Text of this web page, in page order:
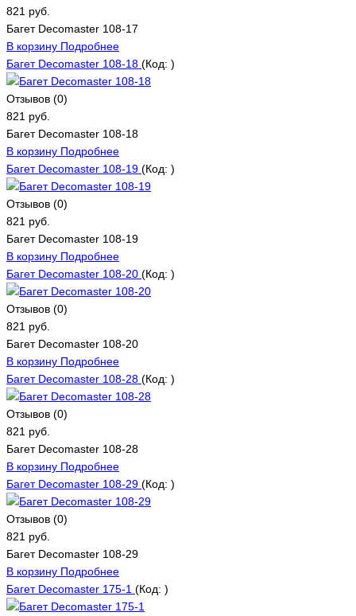
821 руб.
Багет Decomaster 108-17
В корзину Подробнее
Багет Decomaster 108-18 (Код: )
Отзывов (0)
821 руб.
Багет Decomaster 108-18
В корзину Подробнее
Багет Decomaster 108-19 (Код: )
Отзывов (0)
821 руб.
Багет Decomaster 108-19
В корзину Подробнее
Багет Decomaster 108-20 (Код: )
Отзывов (0)
821 руб.
Багет Decomaster 108-20
В корзину Подробнее
Багет Decomaster 108-28 (Код: )
Отзывов (0)
821 руб.
Багет Decomaster 108-28
В корзину Подробнее
Багет Decomaster 108-29 (Код: )
Отзывов (0)
821 руб.
Багет Decomaster 108-29
В корзину Подробнее
Багет Decomaster 175-1 (Код: )